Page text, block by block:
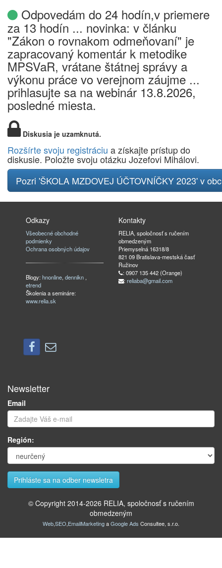
Odpovedám do 24 hodín,v priemere
za 13 hodín ... novinka: v článku
"Zákon o rovnakom odmeňovaní" je
zapracovaný komentár k metodike
MPSVaR, vrátane štátnej správy a
výkonu práce vo verejnom záujme ...
prihlasujte sa na webinár 13.8.2026,
posledné miesta.
Diskusia je uzamknutá.
Rozšírte svoju registráciu a získajte prístup do
diskusie. Položte svoju otázku Jozefovi Mihálovi.
Pozri 'ŠKOLA MZDOVEJ ÚČTOVNÍČKY 2023' v
Odkazy
Všeobecné obchodné
podmienky
Ochrana osobných údajov
Blogy:hnonline,dennikn ,
etrend
Školenia a semináre:
www.relia.sk
Kontakty
RELIA, spoločnosť s ručením
obmedzeným
Priemyselná 16318/8
821 09 Bratislava-mestská časť
Ružinov
: 0907 135 442 (Orange)
: reliaba@gmail.com
Newsletter
Email
Región:
© Copyright 2014-2026 RELIA, spoločnosť s ručením
obmedzeným
Web,SEO,EmailMarketingaGoogle Ads Consultee, s.r.o.